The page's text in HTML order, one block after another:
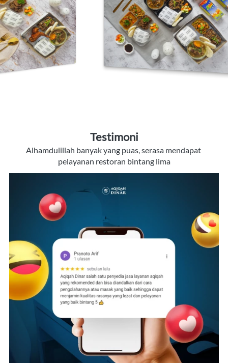
Testimoni
Alhamdulillah banyak yang puas, serasa mendapat
pelayanan restoran bintang lima